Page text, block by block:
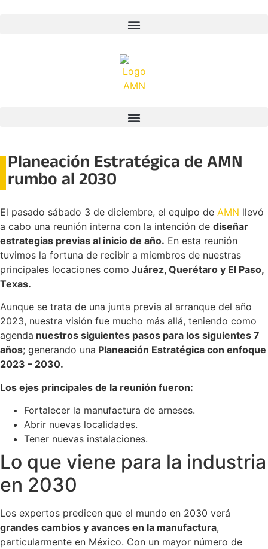
Planeación Estratégica de AMN
rumbo al 2030
El pasado sábado 3 de diciembre, el equipo de AMN llevó
a cabo una reunión interna con la intención de diseñar
estrategias previas al inicio de año. En esta reunión
tuvimos la fortuna de recibir a miembros de nuestras
principales locaciones como Juárez, Querétaro y El Paso,
Texas.
Aunque se trata de una junta previa al arranque del año
2023, nuestra visión fue mucho más allá, teniendo como
agenda nuestros siguientes pasos para los siguientes 7
años; generando una Planeación Estratégica con enfoque
2023 – 2030.
Los ejes principales de la reunión fueron:
Fortalecer la manufactura de arneses.
Abrir nuevas localidades.
Tener nuevas instalaciones.
Lo que viene para la industria
en 2030
Los expertos predicen que el mundo en 2030 verá
grandes cambios y avances en la manufactura,
particularmente en México. Con un mayor número de